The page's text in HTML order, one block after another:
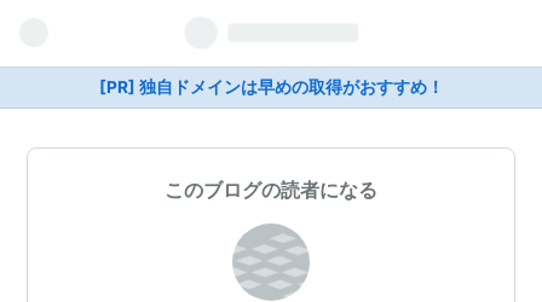
[PR] 独自ドメインは早めの取得がおすすめ！
このブログの読者になる